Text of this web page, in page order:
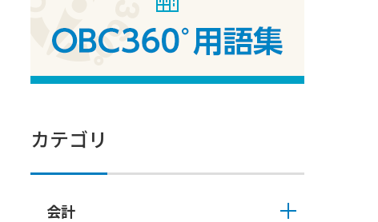
カテゴリ
会計